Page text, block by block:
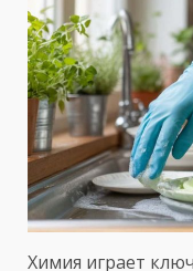
Химия играет